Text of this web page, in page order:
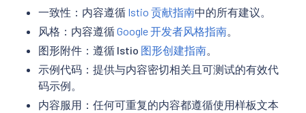
一致性：内容遵循 Istio 贡献指南中的所有建议。
风格：内容遵循Google 开发者风格指南。
图形附件：遵循 Istio 图形创建指南。
示例代码：提供与内容密切相关且可测试的有效代
码示例。
内容服用：任何可重复的内容都遵循使用样板文本